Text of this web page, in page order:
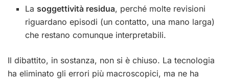
La soggettività residua, perché molte revisioni
riguardano episodi (un contatto, una mano larga)
che restano comunque interpretabili.
Il dibattito, in sostanza, non si è chiuso. La tecnologia
ha eliminato gli errori più macroscopici, ma ne ha